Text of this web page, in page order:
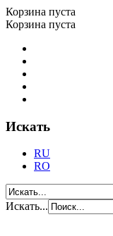
Корзина пуста
Корзина пуста
Искать
RU
RO
Искать...